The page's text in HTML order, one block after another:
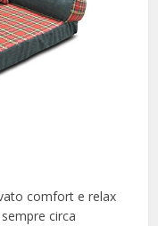
comfort e relax
circa